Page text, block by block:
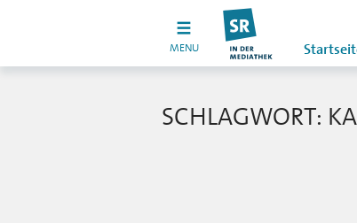
MENU
SCHLAGWORT: